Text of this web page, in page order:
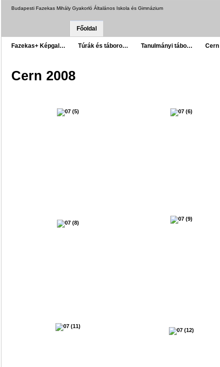
Budapesti Fazekas Mihály Gyakorló Általános Iskola és Gimnázium
Főoldal
Fazekas+ Képgal… Túrák és táboro… Tanulmányi tábo… Cern
Cern 2008